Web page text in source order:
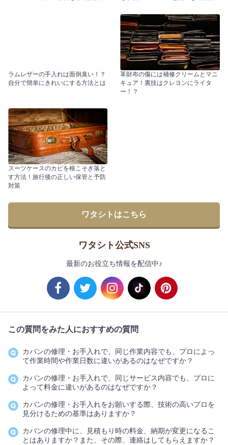
ラムレザーの手入れは面倒臭い！？
自分で簡単にきれいにする方法とは
革財布の傷には補修クリームとマニ
キュア！裏技はクレヨンにライタ
ー！？
スーツケースのカビを根こそぎ落と
す方法！旅行後の正しい保管と予防
対策
ワタシトはこちら
ワタシト公式SNS
最新のお役立ち情報を配信中♪
この質問をみた人におすすめの質問
カバンの修理・お手入れで、同じ作業内容でも、プロによっ
て作業時間や作業日数に違いがあるのはなぜですか？
カバンの修理・お手入れで、同じサービス内容でも、プロに
よって料金に違いがあるのはなぜですか？
カバンの修理・お手入れをお願いする際、技術の高いプロを
見分けるための基準はありますか？
カバンの修理中に、見積もり時の料金、納期が変更になるこ
とはありますか？また、その際、連絡はしてもらえますか？